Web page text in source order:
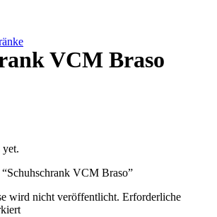
VCM Braso
yet.
VCM Braso”
wird nicht veröffentlicht. Erforderliche